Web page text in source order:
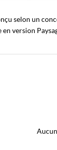
selon un
version